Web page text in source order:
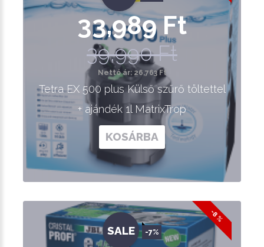
33,989 Ft
39,990 Ft
Nettó ár: 26,763 Ft
Tetra EX 500 plus Külső szűrő töltettel
+ ajándék 1l MatrixTrop
KOSÁRBA
-8 %
SALE -7%